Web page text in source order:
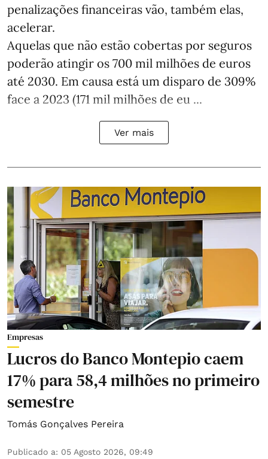
penalizações financeiras vão, também elas,
acelerar.
Aquelas que não estão cobertas por seguros
poderão atingir os 700 mil milhões de euros
até 2030. Em causa está um disparo de 309%
face a 2023 (171 mil milhões de eu ...
Ver mais
Empresas
Lucros do Banco Montepio caem
17% para 58,4 milhões no primeiro
semestre
Tomás Gonçalves Pereira
Publicado a: 05 Agosto 2026, 09:49